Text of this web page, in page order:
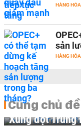
HÀNG HÓA
sản
HÀNG HÓA
Cùng chủ đề
Xung đột Trung